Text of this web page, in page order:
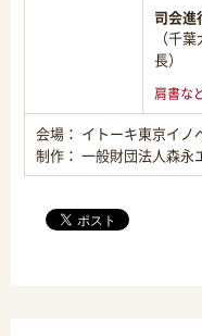
司会進
（千
長）
肩書な
会場： イトーキ東京イノ
制作： 一般財団法人森永